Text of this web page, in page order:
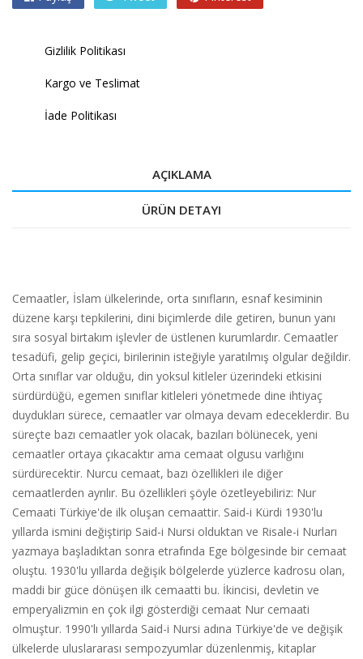
Gizlilik Politikası
Kargo ve Teslimat
İade Politikası
AÇIKLAMA
ÜRÜN DETAYI
Cemaatler, İslam ülkelerinde, orta sınıfların, esnaf kesiminin
düzene karşı tepkilerini, dini biçimlerde dile getiren, bunun yanı
sıra sosyal birtakım işlevler de üstlenen kurumlardır. Cemaatler
tesadüfi, gelip geçici, birilerinin isteğiyle yaratılmış olgular değildir.
Orta sınıflar var olduğu, din yoksul kitleler üzerindeki etkisini
sürdürdüğü, egemen sınıflar kitleleri yönetmede dine ihtiyaç
duydukları sürece, cemaatler var olmaya devam edeceklerdir. Bu
süreçte bazı cemaatler yok olacak, bazıları bölünecek, yeni
cemaatler ortaya çıkacaktır ama cemaat olgusu varlığını
sürdürecektir. Nurcu cemaat, bazı özellikleri ile diğer
cemaatlerden ayrılır. Bu özellikleri şöyle özetleyebiliriz: Nur
Cemaati Türkiye'de ilk oluşan cemaattir. Said-i Kürdi 1930'lu
yıllarda ismini değiştirip Said-i Nursi olduktan ve Risale-i Nurları
yazmaya başladıktan sonra etrafında Ege bölgesinde bir cemaat
oluştu. 1930'lu yıllarda değişik bölgelerde yüzlerce kadrosu olan,
maddi bir güce dönüşen ilk cemaatti bu. İkincisi, devletin ve
emperyalizmin en çok ilgi gösterdiği cemaat Nur cemaati
olmuştur. 1990'lı yıllarda Said-i Nursi adına Türkiye'de ve değişik
ülkelerde uluslararası sempozyumlar düzenlenmiş, kitaplar